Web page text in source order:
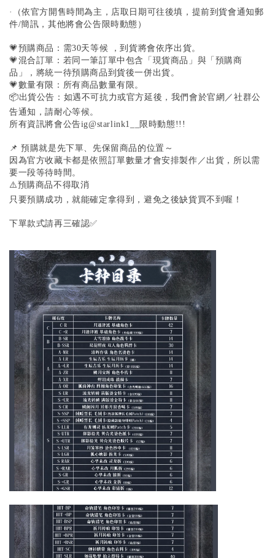
·（依官方開售時間為主，店取日期可往後填，提前到貨會通知郵
件/簡訊，其他將會公告限時動態）
💗預購商品：需30天等候 ，到貨將會依序出貨。
💗混合訂單：若同一筆訂單中包含「現貨商品」與「預購商
品」，將統一待預購商品到貨後一併出貨。
💗數量有限：所有商品數量有限。
📦出貨公告：如遇不可抗力或官方延後，我們會於官網／社群公
告通知，請耐心等候。
所有資訊將會公告ig@starlink1__限時動態!!!
📌 預購就是先下單、先保留商品的位置～
因為官方收藏卡都是依照訂單數量才會安排製作／出貨，所以需
要一段等待時間。
⚠️預購商品不得取消
只要預購成功，就能確定拿得到，避免之後缺貨買不到喔！
下單款式請再三確認✅